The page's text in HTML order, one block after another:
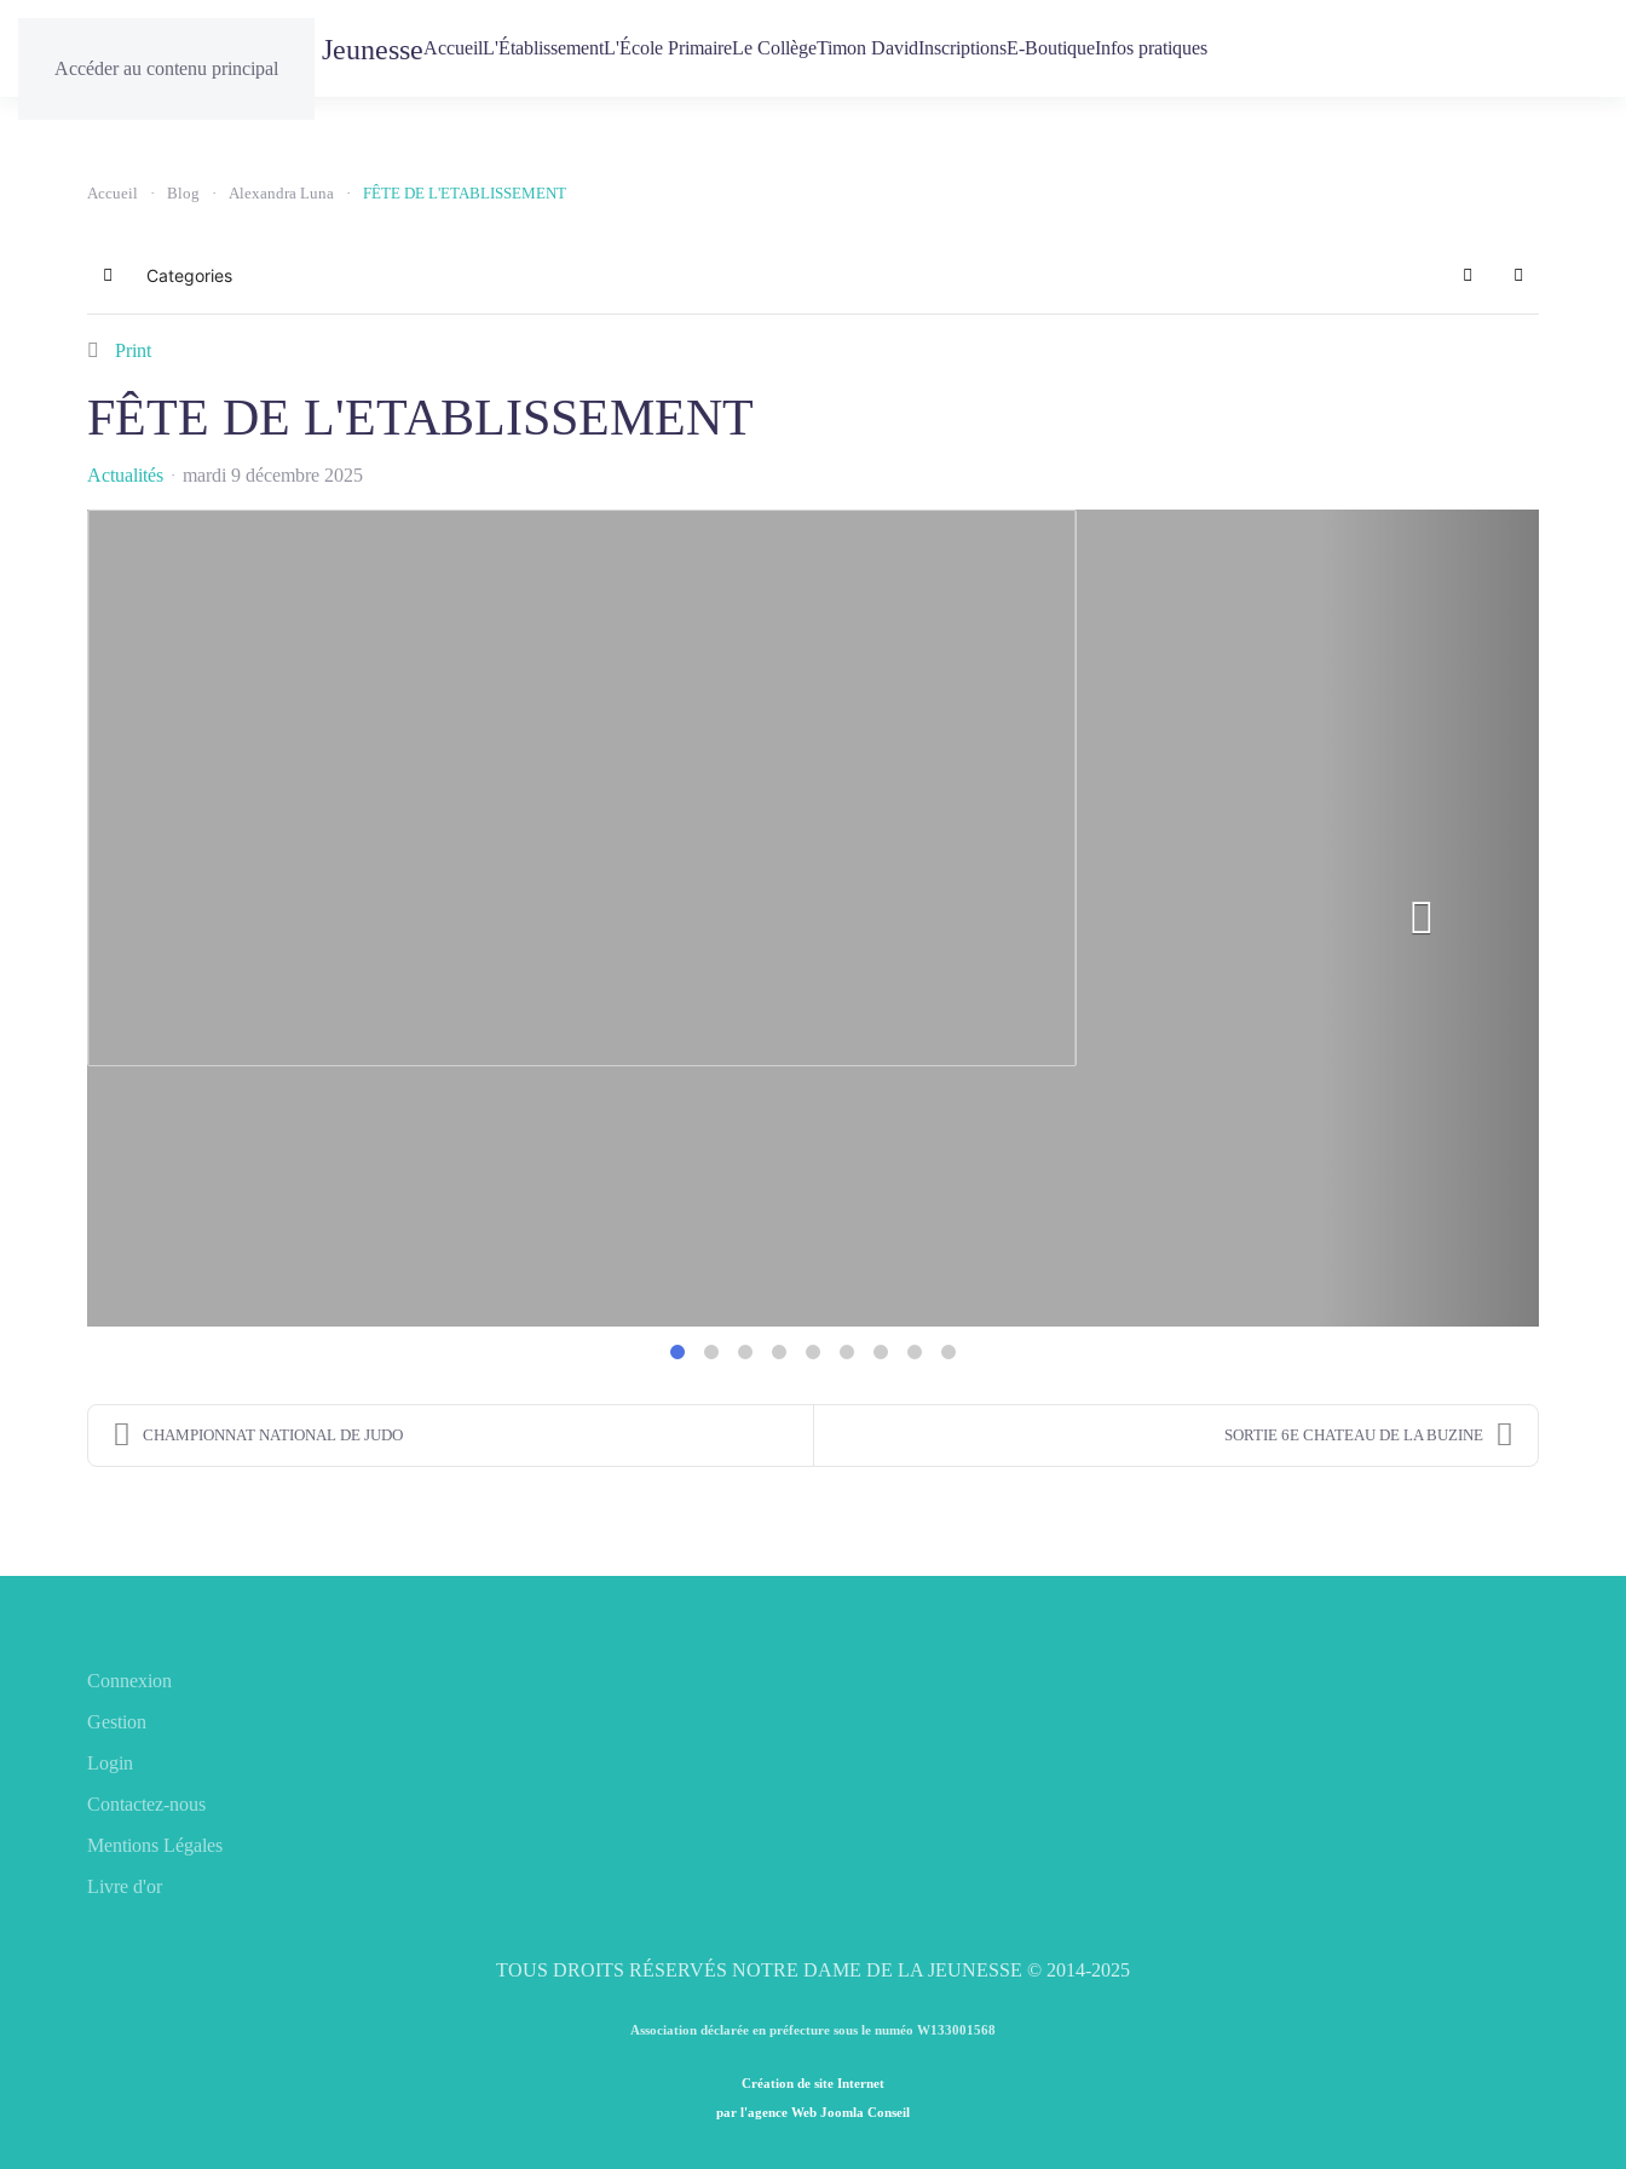
Accéder au contenu principal
AccueilL'ÉtablissementL'École PrimaireLe CollègeTimon DavidInscriptionsE-BoutiqueInfos pratiques
Accueil Blog Alexandra Luna FÊTE DE L'ETABLISSEMENT
HomeCategories SearchSign In
Print
FÊTE DE L'ETABLISSEMENT
Actualités mardi 9 décembre 2025
CHAMPIONNAT NATIONAL DE JUDO SORTIE 6E CHATEAU DE LA BUZINE
Connexion
Gestion
Login
Contactez-nous
Mentions Légales
Livre d'or
TOUS DROITS RÉSERVÉS NOTRE DAME DE LA JEUNESSE © 2014-2025
Association déclarée en préfecture sous le numéo W133001568
Création de site Internet
par l'agence Web Joomla Conseil